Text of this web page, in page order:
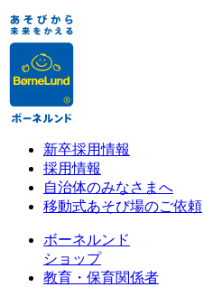
新卒採用情報
採用情報
自治体のみなさまへ
移動式あそび場のご依頼
ボーネルンド
ショップ
教育・保育関係者